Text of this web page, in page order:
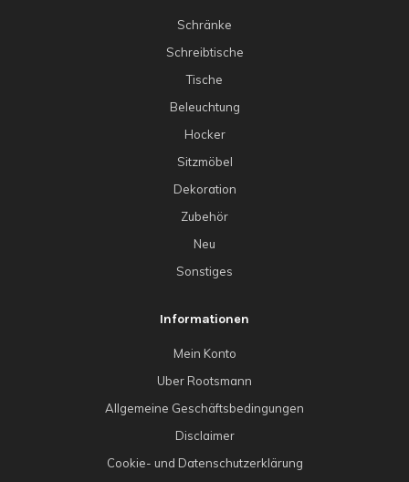
Schränke
Schreibtische
Tische
Beleuchtung
Hocker
Sitzmöbel
Dekoration
Zubehör
Neu
Sonstiges
Informationen
Mein Konto
Uber Rootsmann
Allgemeine Geschäftsbedingungen
Disclaimer
Cookie- und Datenschutzerklärung